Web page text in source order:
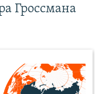
Гроссмана